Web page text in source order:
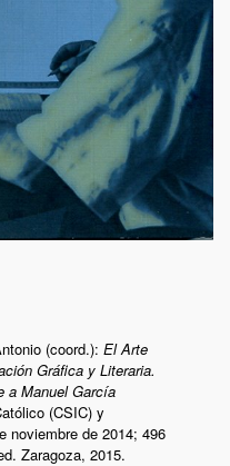
(coord.):El Arte
Gráfica y Literaria.
a Manuel García
(CSIC) y
noviembre de 2014;496
Zaragoza, 2015.